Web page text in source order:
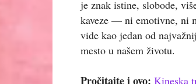
je znak istine, slobode,
kaveze — ni emotivne, ni
vide kao jedan od
mesto u našem životu.
Pročitajte i ovo: Kineska